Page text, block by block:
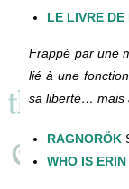
LE LIVRE DE
Frappé par une
lié à une
sa liberté… mais
RAGNORÖK
WHO IS